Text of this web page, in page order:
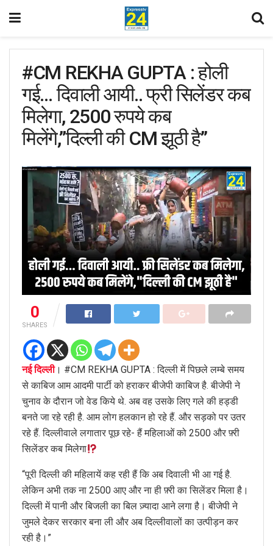
#CM REKHA GUPTA : होली
गई… दिवाली आयी.. फ्री सिलेंडर कब
मिलेगा, 2500 रुपये कब
मिलेंगे,”दिल्ली की CM झूठी है”
0
SHARES
नई दिल्ली। #CM REKHA GUPTA : दिल्ली में पिछले लम्बे समय
से काबिज आम आदमी पार्टी को हराकर बीजेपी काबिज है. बीजेपी ने
चुनाव के दौरान जो वेड किये थे. अब वह उसके लिए गले की हड्डी
बनते जा रहे रही है. आम लोग हलकान हो रहे हैं. और सड़को पर उतर
रहे हैं. दिल्लीवाले लगातार पूछ रहे- हैं महिलाओं को 2500 और फ़्री
सिलेंडर कब मिलेगा
“पूरी दिल्ली की महिलायें कह रही हैं कि अब दिवाली भी आ गई है.
लेकिन अभी तक ना 2500 आए और ना ही फ़्री का सिलेंडर मिला है।
दिल्ली में पानी और बिजली का बिल ज़्यादा आने लगा है। बीजेपी ने
जुमले देकर सरकार बना ली और अब दिल्लीवालों का उत्पीड़न कर
रही है।”